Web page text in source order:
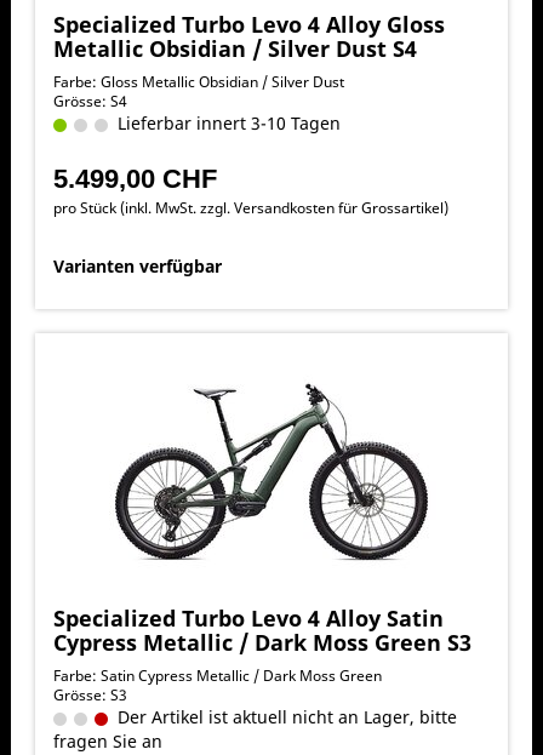
Specialized Turbo Levo 4 Alloy Gloss
Metallic Obsidian / Silver Dust S4
Farbe: Gloss Metallic Obsidian / Silver Dust
Grösse: S4
Lieferbar innert 3-10 Tagen
5.499,00 CHF
pro Stück (inkl. MwSt. zzgl.Versandkosten für Grossartikel)
Varianten verfügbar
Specialized Turbo Levo 4 Alloy Satin
Cypress Metallic / Dark Moss Green S3
Farbe: Satin Cypress Metallic / Dark Moss Green
Grösse: S3
Der Artikel ist aktuell nicht an Lager, bitte
fragen Sie an